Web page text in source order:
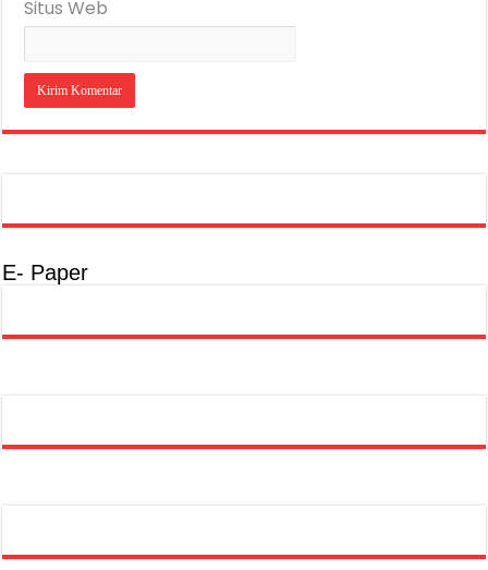
Situs Web
E- Paper